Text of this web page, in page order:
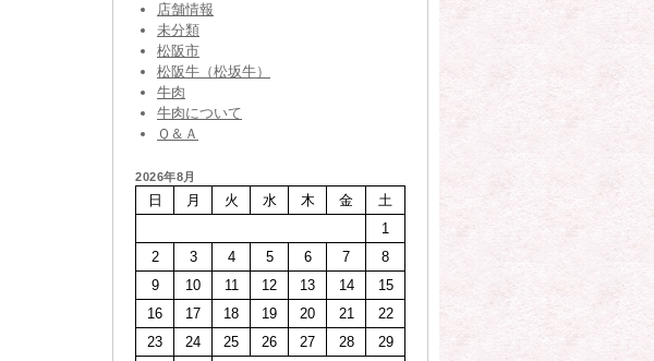
店舗情報
未分類
松阪市
松阪牛（松坂牛）
牛肉
牛肉について
Ｑ＆Ａ
2026年8月
日 月 火 水 木 金
土
1
2
3 4 5 6 7
8
9
10 11 12 13 14
15
16
17 18 19 20 21
22
23
24 25 26 27 28
29